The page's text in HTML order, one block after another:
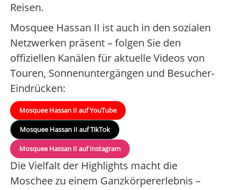
Reisen.
Mosquee Hassan II ist auch in den sozialen
Netzwerken präsent – folgen Sie den
offiziellen Kanälen für aktuelle Videos von
Touren, Sonnenuntergängen und Besucher-
Eindrücken:
Mosquee Hassan II auf YouTube
Mosquee Hassan II auf TikTok
Mosquee Hassan II auf Instagram
Die Vielfalt der Highlights macht die
Moschee zu einem Ganzkörpererlebnis –